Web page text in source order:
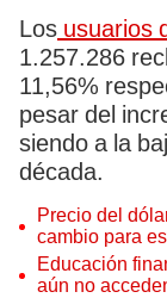
Los usuarios
1.257.286
11,56%
pesar del
siendo a la
década.
Precio del
cambio para
Educación
aún no